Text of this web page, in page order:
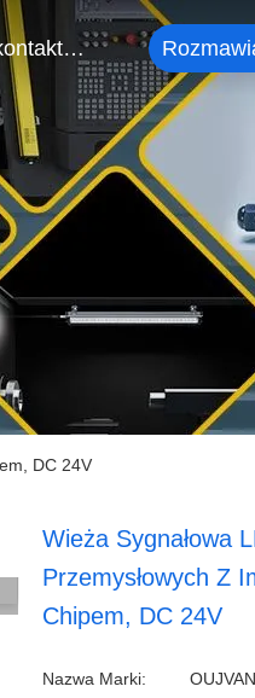
Skontaktuj Się Z Nami
DC 24V
Wieża Sygnałowa
Przemysłowych Z
Chipem, DC 24V
Nazwa Marki: OUJVAN